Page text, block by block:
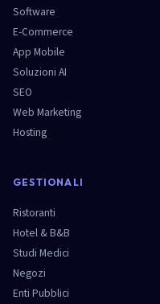
Software
E-Commerce
App Mobile
Soluzioni AI
SEO
Web Marketing
Hosting
GESTIONALI
Ristoranti
Hotel & B&B
Studi Medici
Negozi
Enti Pubblici